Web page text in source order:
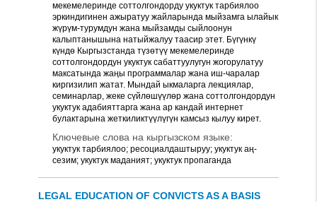
мекемелеринде соттолгондорду укуктук тарбиялоо
эркиндигинен ажыратуу жайларында мыйзамга ылайык
жүрүм-турумдун жана мыйзамды сыйлоонун
калыптанышына натыйжалуу таасир этет. Бүгүнкү
күндө Кыргызстанда түзөтүү мекемелеринде
соттолгондордун укуктук сабаттуулугун жогорулатуу
максатында жаңы программалар жана иш-чаралар
киргизилип жатат. Мындай ыкмаларга лекциялар,
семинарлар, жеке сүйлөшүүлөр жана соттолгондордун
укуктук адабияттарга жана ар кандай интернет
булактарына жеткиликтүүлүгүн камсыз кылуу кирет.
Ключевые слова на кыргызском языке:
укуктук тарбиялоо; ресоциалдаштыруу; укуктук аң-
сезим; укуктук маданият; укуктук пропаганда
LEGAL EDUCATION OF CONVICTS AS A BASIS